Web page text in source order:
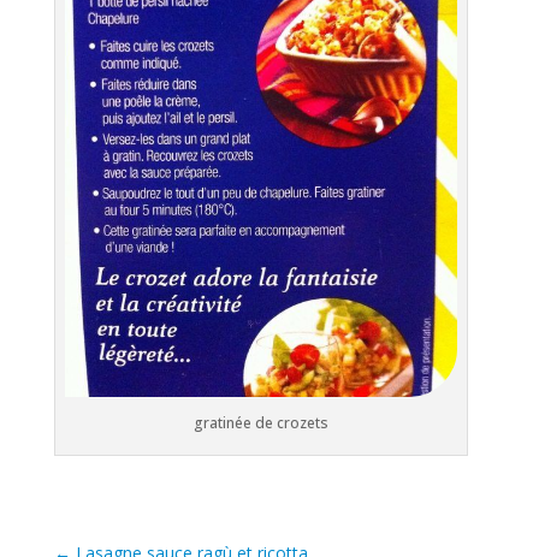
gratinée de crozets
← Lasagne sauce ragù et ricotta